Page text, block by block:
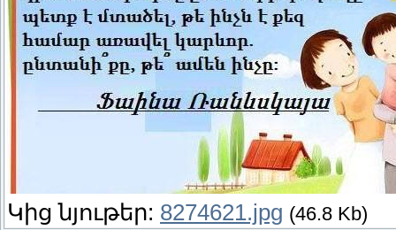
Կից նյութեր: 8274621.jpg (46.8 Kb)